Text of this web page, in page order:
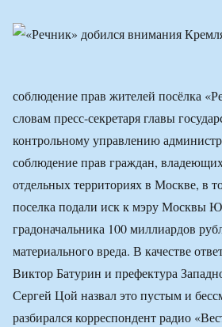
соблюдение прав жителей посёлка
словам пресс-секретаря главы
контрольному управлению
соблюдение прав граждан,
отдельных территориях в Москве, в
поселка подали иск к мэру Москвы
градоначальника 100 миллиардов
материального вреда. В качестве
Виктор Батурин и префектура
Сергей Цой назвал это пустым и
разбирался корреспондент радио